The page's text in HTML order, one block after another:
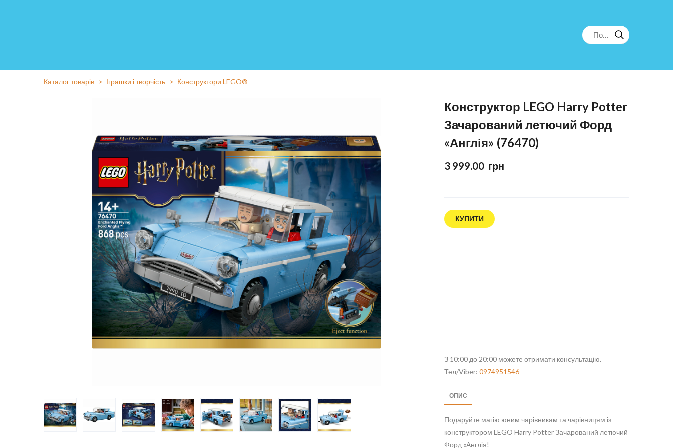
Каталог товарів Іграшки і творчість Конструктори LEGO®
Конструктор LEGO Harry Potter
Зачарований летючий Форд
«Англія» (76470)
3 999.00  грн
КУПИТИ
З 10:00 до 20:00 можете отримати консультацію.
Тел/Viber: 0974951546
ОПИС
Подаруйте магію юним чарівникам та чарівницям із
конструктором LEGO Harry Potter Зачарований летючий
Форд «Англія!